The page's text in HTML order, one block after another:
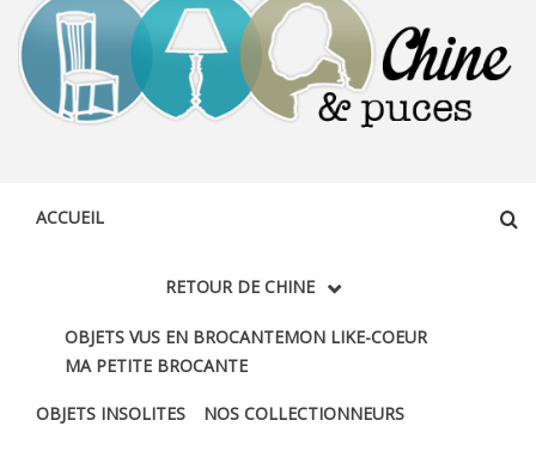
ACCUEIL
RETOUR DE CHINE
OBJETS VUS EN BROCANTEMON LIKE-COEUR
MA PETITE BROCANTE
OBJETS INSOLITES NOS COLLECTIONNEURS